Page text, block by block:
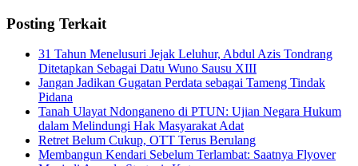
Posting Terkait
31 Tahun Menelusuri Jejak Leluhur, Abdul Azis Tondrang
Ditetapkan Sebagai Datu Wuno Sausu XIII
Jangan Jadikan Gugatan Perdata sebagai Tameng Tindak
Pidana
Tanah Ulayat Ndonganeno di PTUN: Ujian Negara Hukum
dalam Melindungi Hak Masyarakat Adat
Retret Belum Cukup, OTT Terus Berulang
Membangun Kendari Sebelum Terlambat: Saatnya Flyover